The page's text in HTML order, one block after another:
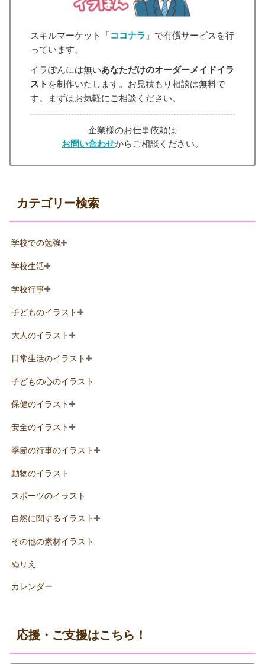
スキルマーケット「ココナラ 」で有償サービスを行
っています。
イラぽんには無いあなただけのオーダーメイドイラ
スト を制作いたします。お見積もり相談は無料で
す。まずはお気軽にご相談ください。
企業様のお仕事依頼は
お問い合わせからご相談ください。
カテゴリー検索
学校での勉強
学校生活
学校行事
子どものイラスト
大人のイラスト
日常生活のイラスト
子どもの心のイラスト
保健のイラスト
安全のイラスト
季節の行事のイラスト
動物のイラスト
スポーツのイラスト
自然に関するイラスト
その他の素材イラスト
ぬりえ
カレンダー
応援・ご支援はこちら！